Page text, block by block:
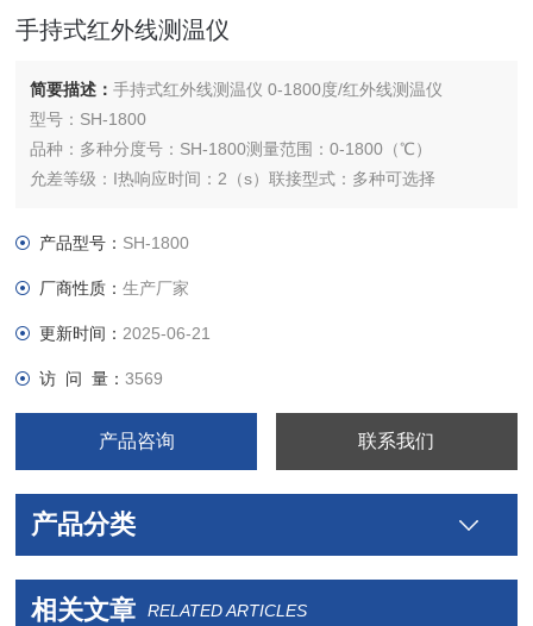
手持式红外线测温仪
简要描述：手持式红外线测温仪 0-1800度/红外线测温仪
型号：SH-1800
品种：多种分度号：SH-1800测量范围：0-1800（℃）
允差等级：I热响应时间：2（s）联接型式：多种可选择
产品型号： SH-1800
厂商性质：生产厂家
更新时间： 2025-06-21
访 问 量：3569
产品咨询 联系我们
产品分类
相关文章 RELATED ARTICLES